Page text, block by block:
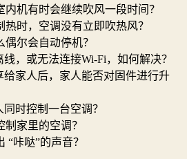
机有时会继续吹风一段时间？
时，空调没有立即吹热风？
尔会自动停机？
，或无法连接Wi-Fi，如何解决？
给家人后，家人能否对固件进行升
时控制一台空调？
家里的空调？
“咔哒”的声音？